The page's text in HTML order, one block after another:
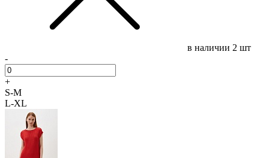
в наличии 2 шт
-
+
S-M
L-XL